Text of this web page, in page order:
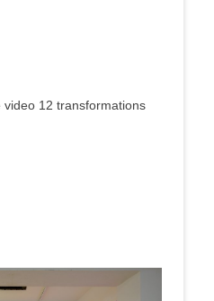
video 12 trans­for­ma­ti­ons